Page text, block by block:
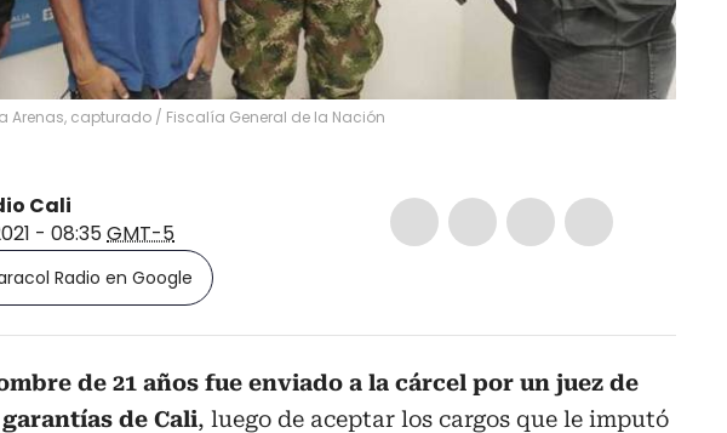
Arenas, capturado / Fiscalía General de la Nación
Cali
- 08:35GMT-5
Radio en Google
de 21 años fue enviado a la cárcel por un juez de
de Cali, luego de aceptar los cargos que le imputó